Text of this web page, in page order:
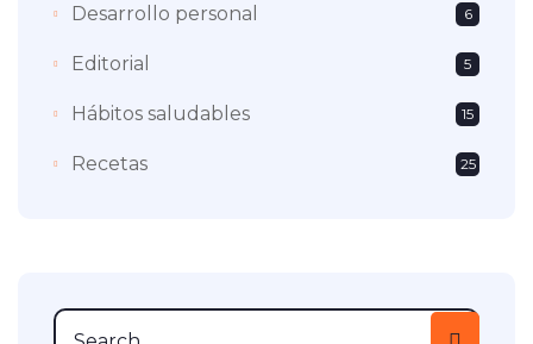
Desarrollo personal 6
Editorial 5
Hábitos saludables 15
Recetas 25